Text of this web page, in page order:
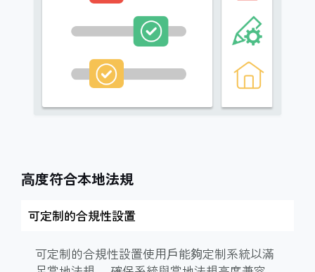
高度符合本地法規
可定制的合規性設置
可定制的合規性設置使用戶能夠定制系統以滿